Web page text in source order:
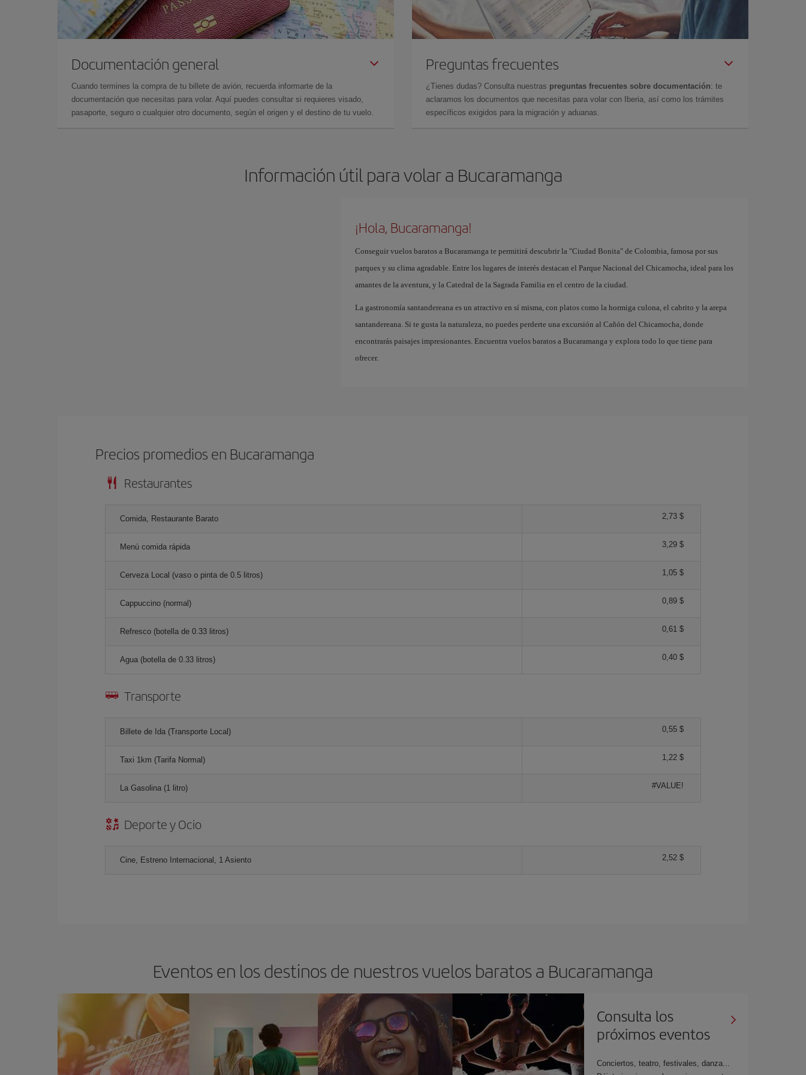
Documentación general
Cuando termines la compra de tu billete de avión, recuerda informarte de la
documentación que necesitas para volar. Aquí puedes consultar si requieres visado,
pasaporte, seguro o cualquier otro documento, según el origen y el destino de tu vuelo.
Preguntas frecuentes
¿Tienes dudas? Consulta nuestras preguntas frecuentes sobre documentación: te
aclaramos los documentos que necesitas para volar con Iberia, así como los trámites
específicos exigidos para la migración y aduanas.
Información útil para volar a Bucaramanga
¡Hola, Bucaramanga!
Conseguir vuelos baratos a Bucaramanga te permitirá descubrir la "Ciudad Bonita" de Colombia, famosa por sus
parques y su clima agradable. Entre los lugares de interés destacan el Parque Nacional del Chicamocha, ideal para los
amantes de la aventura, y la Catedral de la Sagrada Familia en el centro de la ciudad.
La gastronomía santandereana es un atractivo en sí misma, con platos como la hormiga culona, el cabrito y la arepa
santandereana. Si te gusta la naturaleza, no puedes perderte una excursión al Cañón del Chicamocha, donde
encontrarás paisajes impresionantes. Encuentra vuelos baratos a Bucaramanga y explora todo lo que tiene para
ofrecer.
Precios promedios en Bucaramanga
Restaurantes
Comida, Restaurante Barato 2,73 $
Menú comida rápida 3,29 $
Cerveza Local (vaso o pinta de 0.5 litros) 1,05 $
Cappuccino (normal) 0,89 $
Refresco (botella de 0.33 litros) 0,61 $
Agua (botella de 0.33 litros) 0,40 $
Transporte
Billete de Ida (Transporte Local) 0,55 $
Taxi 1km (Tarifa Normal) 1,22 $
La Gasolina (1 litro) #VALUE!
Deporte y Ocio
Cine, Estreno Internacional, 1 Asiento 2,52 $
Eventos en los destinos de nuestros vuelos baratos a Bucaramanga
Consulta los
próximos eventos
Conciertos, teatro, festivales, danza...